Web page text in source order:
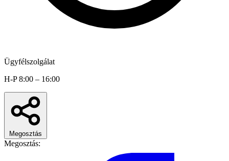
Ügyfélszolgálat
H-P 8:00 – 16:00
Megosztás
Megosztás: